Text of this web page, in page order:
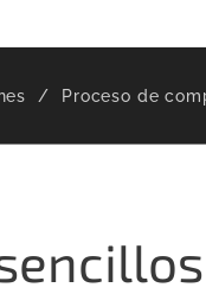
Proceso de